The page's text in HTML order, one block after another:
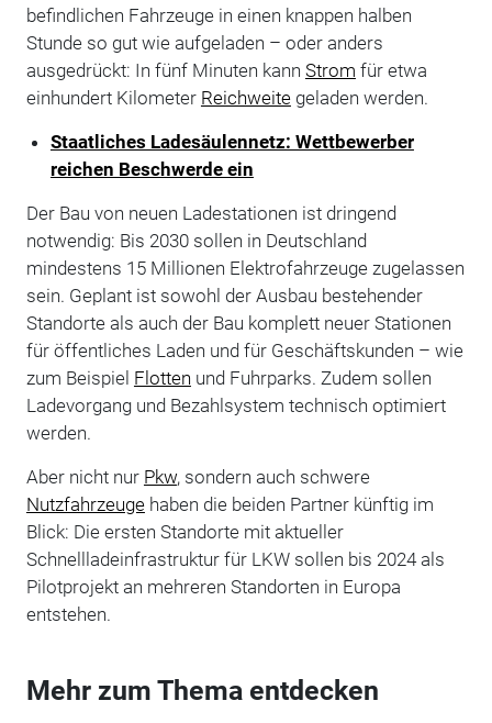
befindlichen Fahrzeuge in einen knappen halben
Stunde so gut wie aufgeladen – oder anders
ausgedrückt: In fünf Minuten kann Strom für etwa
einhundert Kilometer Reichweitegeladen werden.
Staatliches Ladesäulennetz: Wettbewerber
reichen Beschwerde ein
Der Bau von neuen Ladestationen ist dringend
notwendig: Bis 2030 sollen in Deutschland
mindestens 15 Millionen Elektrofahrzeuge zugelassen
sein. Geplant ist sowohl der Ausbau bestehender
Standorte als auch der Bau komplett neuer Stationen
für öffentliches Laden und für Geschäftskunden – wie
zum Beispiel Flotten und Fuhrparks. Zudem sollen
Ladevorgang und Bezahlsystem technisch optimiert
werden.
Aber nicht nur Pkw, sondern auch schwere
Nutzfahrzeugehaben die beiden Partner künftig im
Blick: Die ersten Standorte mit aktueller
Schnellladeinfrastruktur für LKW sollen bis 2024 als
Pilotprojekt an mehreren Standorten in Europa
entstehen.
Mehr zum Thema entdecken